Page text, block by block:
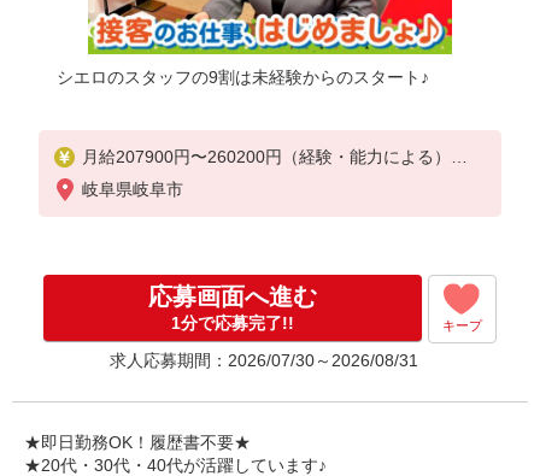
シエロのスタッフの9割は未経験からのスタート♪
月給207900円〜260200円（経験・能力による）
資格手当（1〜6万円）賞与年2回（6月・12月・実績
最高5.4カ月分）
※残業代支給
★交通費別途支給（規定あり）
゜+゜・。○。・゜+゜・。○。・゜+゜
入社祝い金10万円支給(規定有)
お友達を紹介頂くと,
インセンティブ支給(規定有)
゜・。○。・゜+゜・。○。・゜+゜
岐阜県岐阜市
応募画面へ進む
1分で応募完了!! キープ
求人応募期間：2026/07/30～2026/08/31
★即日勤務OK！履歴書不要★
★20代・30代・40代が活躍しています♪